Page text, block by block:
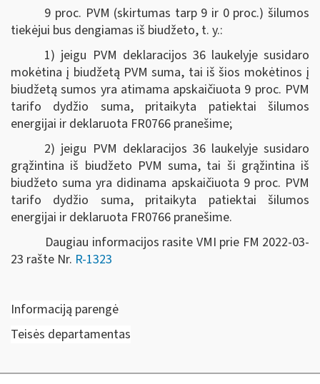
9 proc. PVM (skirtumas tarp 9 ir 0 proc.) šilumos
tiekėjui bus dengiamas iš biudžeto, t. y.:
1) jeigu PVM deklaracijos 36 laukelyje susidaro
mokėtina į biudžetą PVM suma, tai iš šios mokėtinos į
biudžetą sumos yra atimama apskaičiuota 9 proc. PVM
tarifo dydžio suma, pritaikyta patiektai šilumos
energijai ir deklaruota FR0766 pranešime;
2) jeigu PVM deklaracijos 36 laukelyje susidaro
grąžintina iš biudžeto PVM suma, tai ši grąžintina iš
biudžeto suma yra didinama apskaičiuota 9 proc. PVM
tarifo dydžio suma, pritaikyta patiektai šilumos
energijai ir deklaruota FR0766 pranešime.
Daugiau informacijos rasite VMI prie FM 2022-03-
23 rašte Nr. R-1323
Informaciją parengė
Teisės departamentas